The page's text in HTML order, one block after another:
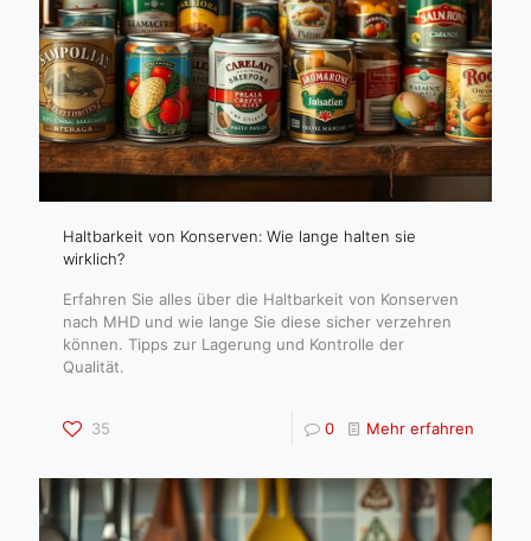
Haltbarkeit von Konserven: Wie lange halten sie
wirklich?
Erfahren Sie alles über die Haltbarkeit von Konserven
nach MHD und wie lange Sie diese sicher verzehren
können. Tipps zur Lagerung und Kontrolle der
Qualität.
35 0 Mehr erfahren